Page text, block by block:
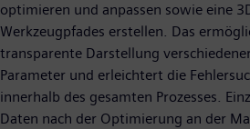
optimieren und anpassen sowie eine
Werkzeugpfades erstellen. Das
transparente Darstellung
Parameter und erleichtert die
innerhalb des gesamten Prozesses.
Daten nach der Optimierung an der